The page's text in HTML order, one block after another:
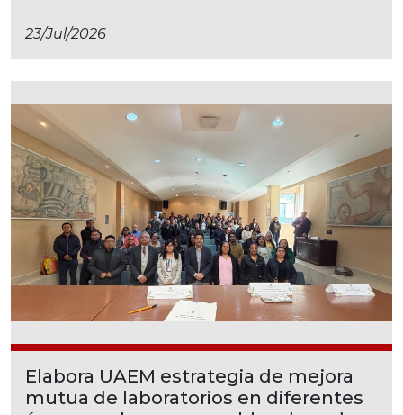
23/jul/2026
Elabora UAEM estrategia de mejora
mutua de laboratorios en diferentes